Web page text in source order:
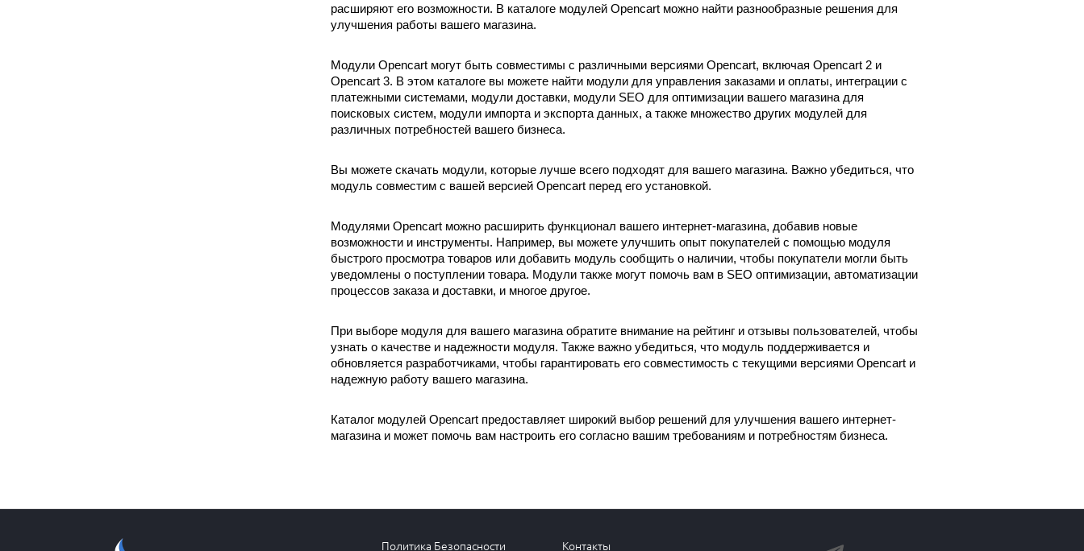
расширяют его возможности. В каталоге модулей Opencart можно найти разнообразные решения для
улучшения работы вашего магазина.
Модули Opencart могут быть совместимы с различными версиями Opencart, включая Opencart 2 и
Opencart 3. В этом каталоге вы можете найти модули для управления заказами и оплаты, интеграции с
платежными системами, модули доставки, модули SEO для оптимизации вашего магазина для
поисковых систем, модули импорта и экспорта данных, а также множество других модулей для
различных потребностей вашего бизнеса.
Вы можете скачать модули, которые лучше всего подходят для вашего магазина. Важно убедиться, что
модуль совместим с вашей версией Opencart перед его установкой.
Модулями Opencart можно расширить функционал вашего интернет-магазина, добавив новые
возможности и инструменты. Например, вы можете улучшить опыт покупателей с помощью модуля
быстрого просмотра товаров или добавить модуль сообщить о наличии, чтобы покупатели могли быть
уведомлены о поступлении товара. Модули также могут помочь вам в SEO оптимизации, автоматизации
процессов заказа и доставки, и многое другое.
При выборе модуля для вашего магазина обратите внимание на рейтинг и отзывы пользователей, чтобы
узнать о качестве и надежности модуля. Также важно убедиться, что модуль поддерживается и
обновляется разработчиками, чтобы гарантировать его совместимость с текущими версиями Opencart и
надежную работу вашего магазина.
Каталог модулей Opencart предоставляет широкий выбор решений для улучшения вашего интернет-
магазина и может помочь вам настроить его согласно вашим требованиям и потребностям бизнеса.
Политика Безопасности Контакты